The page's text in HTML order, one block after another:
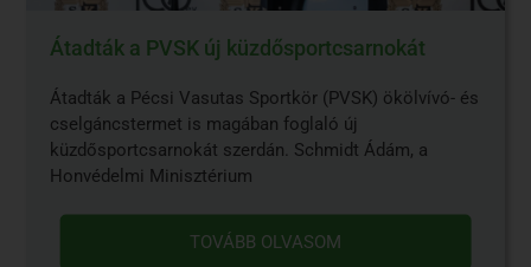
Átadták a PVSK új küzdősportcsarnokát
Átadták a Pécsi Vasutas Sportkör (PVSK) ökölvívó- és
cselgáncstermet is magában foglaló új
küzdősportcsarnokát szerdán. Schmidt Ádám, a
Honvédelmi Minisztérium
TOVÁBB OLVASOM